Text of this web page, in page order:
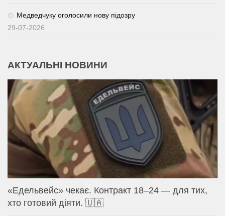
Медведчуку оголосили нову підозру
29-07-2026
АКТУАЛЬНІ НОВИНИ
«Едельвейс» чекає. Контракт 18–24 — для тих,
хто готовий діяти. 🇺🇦